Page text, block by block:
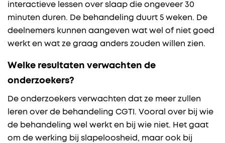
interactieve lessen over slaap die ongeveer 30
minuten duren. De behandeling duurt 5 weken. De
deelnemers kunnen aangeven wat wel of niet goed
werkt en wat ze graag anders zouden willen zien.
Welke resultaten verwachten de
onderzoekers?
De onderzoekers verwachten dat ze meer zullen
leren over de behandeling CGTI. Vooral over bij wie
de behandeling wel werkt en bij wie niet. Het gaat
om de werking bij slapeloosheid, maar ook bij